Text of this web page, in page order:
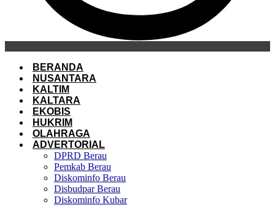
BERANDA
NUSANTARA
KALTIM
KALTARA
EKOBIS
HUKRIM
OLAHRAGA
ADVERTORIAL
DPRD Berau
Pemkab Berau
Diskominfo Berau
Disbudpar Berau
Diskominfo Kubar